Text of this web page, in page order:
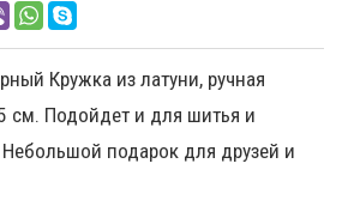
Кружка из латуни, ручная
см. Подойдет и для шитья и
подарок для друзей и